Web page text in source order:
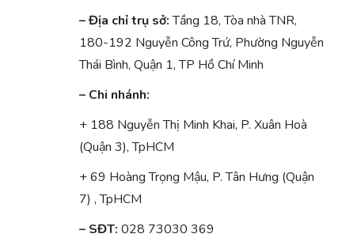
– Địa chỉ trụ sở:Tầng 18, Tòa nhà TNR,
180-192 Nguyễn Công Trứ, Phường Nguyễn
Thái Bình, Quận 1, TP Hồ Chí Minh
– Chi nhánh:
+ 188 Nguyễn Thị Minh Khai, P. Xuân Hoà
(Quận 3), TpHCM
+ 69 Hoàng Trọng Mậu, P. Tân Hưng (Quận
7) , TpHCM
– SĐT: 028 73030 369